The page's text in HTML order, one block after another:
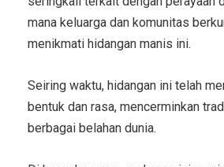
mana keluarga dan komunitas
menikmati hidangan manis ini.
Seiring waktu, hidangan ini telah
bentuk dan rasa, mencerminkan
berbagai belahan dunia.